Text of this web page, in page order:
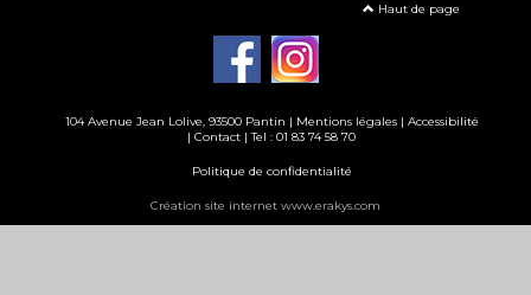
Haut de page
104 Avenue Jean Lolive, 93500 Pantin | Mentions légales| Accessibilité
| Contact | Tel : 01 83 74 58 70
Politique de confidentialité
Création site internet www.erakys.com